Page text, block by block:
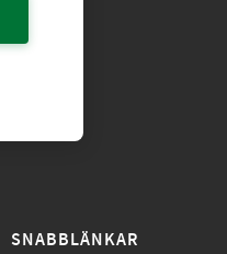
SNABBLÄNKAR